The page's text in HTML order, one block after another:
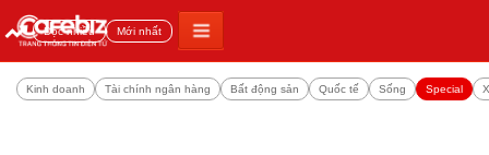
Đọc nhiều Mới nhất
Kinh doanh Tài chính ngân hàng Bất động sản Quốc tế Sống Special